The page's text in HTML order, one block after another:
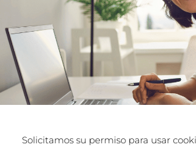
Solicitamos su permiso para usar